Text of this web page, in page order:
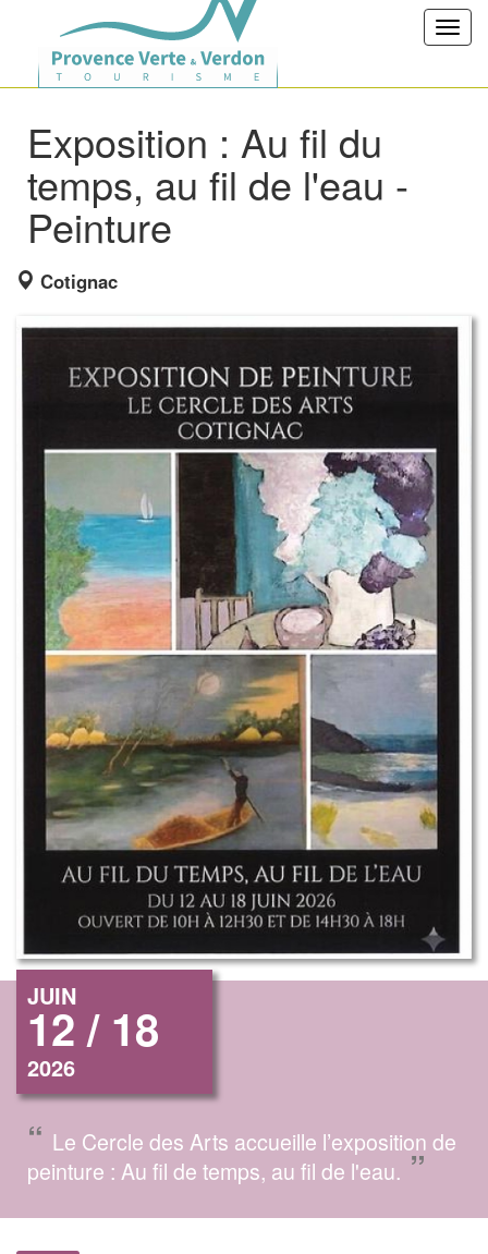
Exposition : Au fil du
temps, au fil de l'eau -
Peinture
Cotignac
JUIN
12 / 18
2026
“ Le Cercle des Arts accueille l’exposition de
peinture : Au fil de temps, au fil de l'eau. ”